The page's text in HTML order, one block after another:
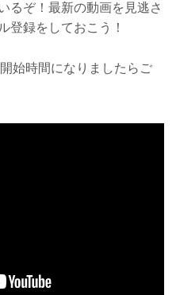
るぞ！最新の動画を見逃さ
登録をしておこう！
始時間になりましたらご